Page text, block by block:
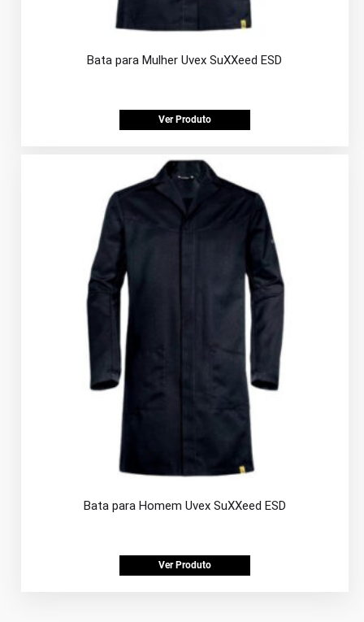
Bata para Mulher Uvex SuXXeed ESD
Ver Produto
Bata para Homem Uvex SuXXeed ESD
Ver Produto